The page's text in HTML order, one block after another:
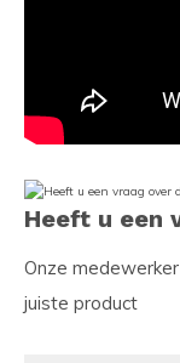
Heeft u een
Onze
juiste product